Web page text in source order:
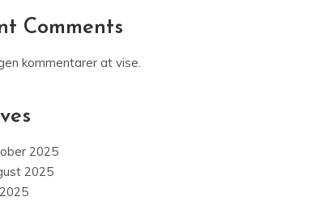
Comments
kommentarer at vise.
2025
2025